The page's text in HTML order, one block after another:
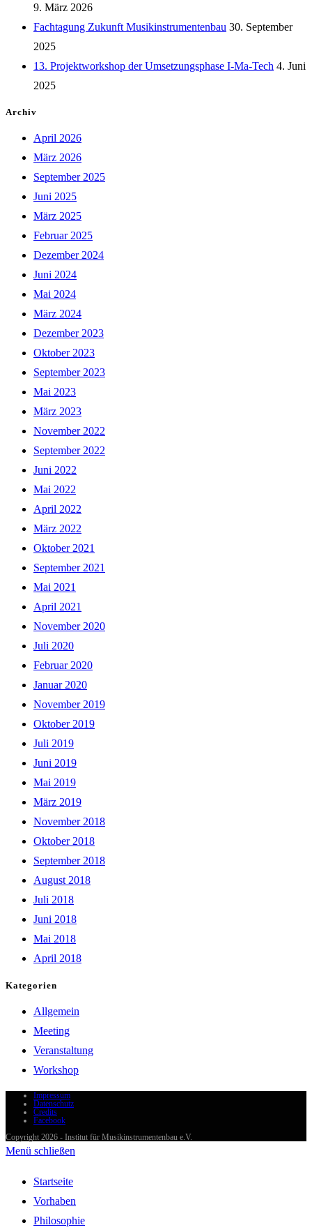
9. März 2026
Fachtagung Zukunft Musikinstrumentenbau 30. September
2025
13. Projektworkshop der Umsetzungsphase I-Ma-Tech 4. Juni
2025
Archiv
April 2026
März 2026
September 2025
Juni 2025
März 2025
Februar 2025
Dezember 2024
Juni 2024
Mai 2024
März 2024
Dezember 2023
Oktober 2023
September 2023
Mai 2023
März 2023
November 2022
September 2022
Juni 2022
Mai 2022
April 2022
März 2022
Oktober 2021
September 2021
Mai 2021
April 2021
November 2020
Juli 2020
Februar 2020
Januar 2020
November 2019
Oktober 2019
Juli 2019
Juni 2019
Mai 2019
März 2019
November 2018
Oktober 2018
September 2018
August 2018
Juli 2018
Juni 2018
Mai 2018
April 2018
Kategorien
Allgemein
Meeting
Veranstaltung
Workshop
Impressum
Datenschutz
Credits
Facebook
Copyright 2026 - Institut für Musikinstrumentenbau e.V.
Menü schließen
Startseite
Vorhaben
Philosophie